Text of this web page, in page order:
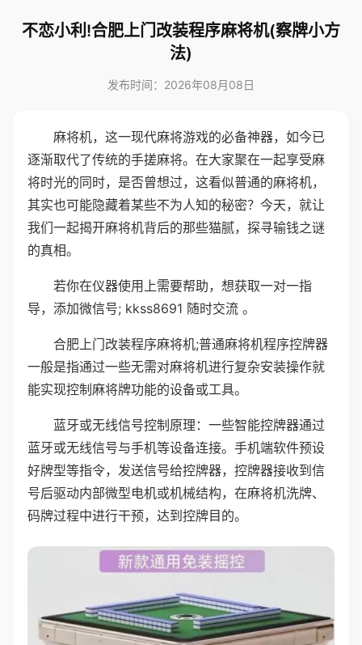
不恋小利!合肥上门改装程序麻将机(察牌小方
法)
发布时间：2026年08月08日
麻将机，这一现代麻将游戏的必备神器，如今已
逐渐取代了传统的手搓麻将。在大家聚在一起享受麻
将时光的同时，是否曾想过，这看似普通的麻将机，
其实也可能隐藏着某些不为人知的秘密？今天，就让
我们一起揭开麻将机背后的那些猫腻，探寻输钱之谜
的真相。
若你在仪器使用上需要帮助，想获取一对一指
导，添加微信号; kkss8691 随时交流 。
合肥上门改装程序麻将机;普通麻将机程序控牌器
一般是指通过一些无需对麻将机进行复杂安装操作就
能实现控制麻将牌功能的设备或工具。
蓝牙或无线信号控制原理：一些智能控牌器通过
蓝牙或无线信号与手机等设备连接。手机端软件预设
好牌型等指令，发送信号给控牌器，控牌器接收到信
号后驱动内部微型电机或机械结构，在麻将机洗牌、
码牌过程中进行干预，达到控牌目的。